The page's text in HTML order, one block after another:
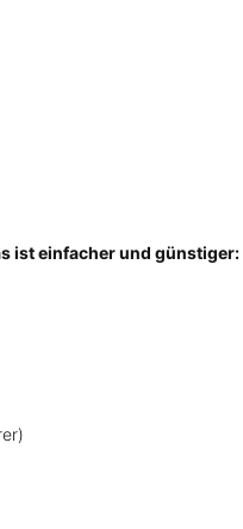
ist einfacher und günstiger: